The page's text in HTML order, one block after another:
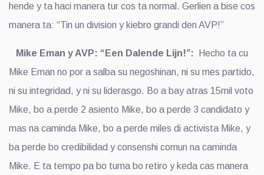
hende y ta haci manera tur cos ta normal. Gerlien a bise cos
manera ta: “Tin un division y kiebro grandi den AVP!”
Mike Eman y AVP: “Een Dalende Lijn!”:
Hecho ta cu
Mike Eman no por a salba su negoshinan, ni su mes partido,
ni su integridad, y ni su liderasgo. Bo a bay atras 15mil voto
Mike, bo a perde 2 asiento Mike, bo a perde 3 candidato y
mas na caminda Mike, bo a perde miles di activista Mike, y
ba perde bo credibilidad y consenshi comun na caminda
Mike. E ta tempo pa bo tuma bo retiro y keda cas manera